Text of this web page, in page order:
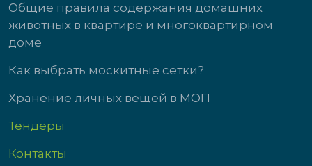
Общие правила содержания домашних
животных в квартире и многоквартирном
доме
Как выбрать москитные сетки?
Хранение личных вещей в МОП
Тендеры
Контакты